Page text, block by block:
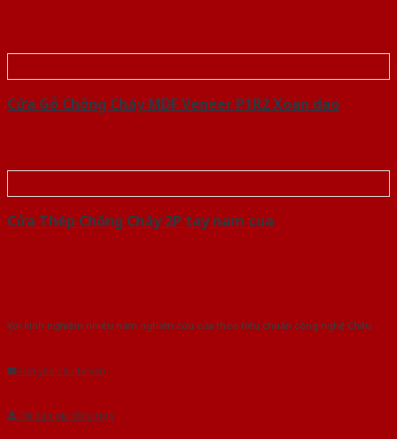
Cửa Gỗ Chống Cháy MDF Veneer P1R2 Xoan dao
Cửa Thép Chống Cháy 2P tay nam cua
Với kinh nghiệm nhiêu năm nghiên cứu cửa theo tiêu chuẩn công nghệ Châu
Âu.Chúng tôi tự tin là nhà sản xuất & cung cấp hàng đầu tại Việt Nam!
Gửi yêu cầu tư vấn
Tải báo giá tổng hợp